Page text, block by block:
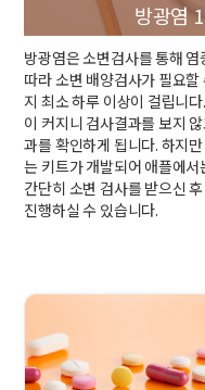
방광염
방광염은 소변검사를 통해
따라 소변 배양검사가 필요
지 최소 하루 이상이 걸립니
이 커지니 검사결과를 보지
과를 확인하게 됩니다. 하지
는 키트가 개발되어 애플에
간단히 소변 검사를 받으신
진행하실 수 있습니다.